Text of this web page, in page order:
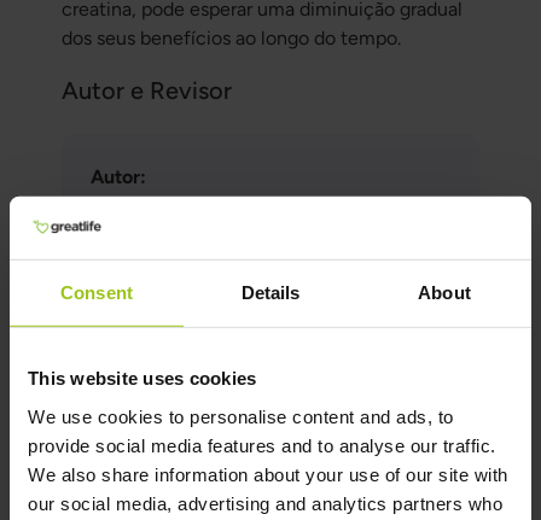
Consent Details About
This website uses cookies
We use cookies to personalise content and ads, to
provide social media features and to analyse our traffic.
We also share information about your use of our site with
our social media, advertising and analytics partners who
creatina, pode esperar uma diminuição gradual
dos seus benefícios ao longo do tempo.
Autor e Revisor
Autor:
medicina funcional
12 Março 2026
Produtos Relacionados